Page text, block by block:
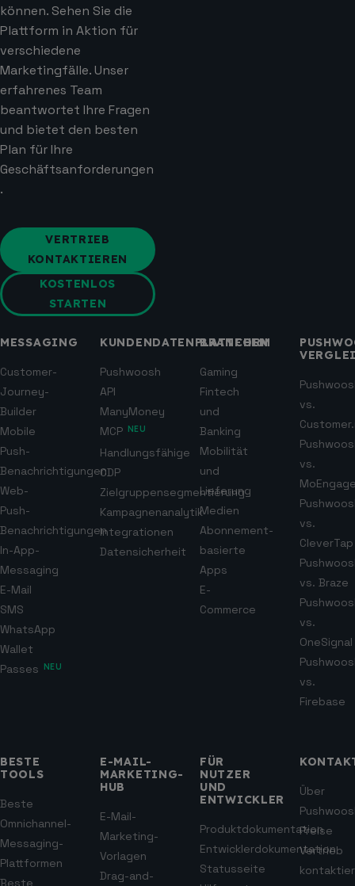
können. Sehen Sie die
Plattform in Aktion für
verschiedene
Marketingfälle. Unser
erfahrenes Team
beantwortet Ihre Fragen
und bietet den besten
Plan für Ihre
Geschäftsanforderungen
.
VERTRIEB
KONTAKTIEREN
KOSTENLOS
STARTEN
MESSAGING
Customer-
Journey-
Builder
Mobile
Push-
Benachrichtigungen
Web-
Push-
Benachrichtigungen
In-App-
Messaging
E-Mail
SMS
WhatsApp
Wallet
Passes
NEU
KUNDENDATENPLATTFORM
Pushwoosh
API
ManyMoney
MCP NEU
Handlungsfähige
CDP
Zielgruppensegmentierung
Kampagnenanalytik
Integrationen
Datensicherheit
BRANCHEN
Gaming
Fintech
und
Banking
Mobilität
und
Lieferung
Medien
Abonnement-
basierte
Apps
E-
Commerce
vs.
vs.
vs.
CleverTap
vs. Braze
vs.
OneSignal
vs.
Firebase
BESTE
TOOLS
Beste
Omnichannel-
Messaging-
Plattformen
Beste
E-MAIL-
MARKETING-
HUB
E-Mail-
Marketing-
Vorlagen
Drag-and-
FÜR
NUTZER
UND
ENTWICKLER
Produktdokumentation
Entwicklerdokumentation
Statusseite
Über
Preise
Vertrieb